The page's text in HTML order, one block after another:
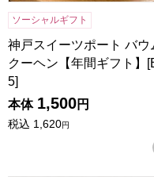
ソーシャルギフト
神戸スイーツポート バウ
クーヘン【年間ギフト】
5]
本体 1,500円
税込 1,620円